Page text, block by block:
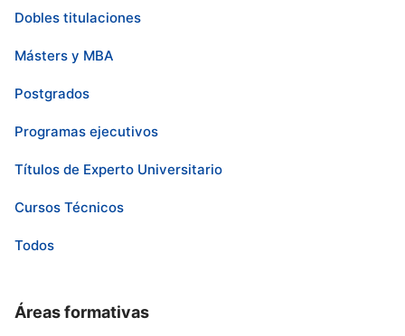
Dobles titulaciones
Másters y MBA
Postgrados
Programas ejecutivos
Títulos de Experto Universitario
Cursos Técnicos
Todos
Áreas formativas